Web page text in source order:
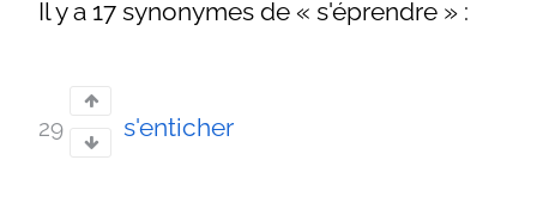
Il y a 17 synonymes de « s'éprendre » :
29 s'enticher